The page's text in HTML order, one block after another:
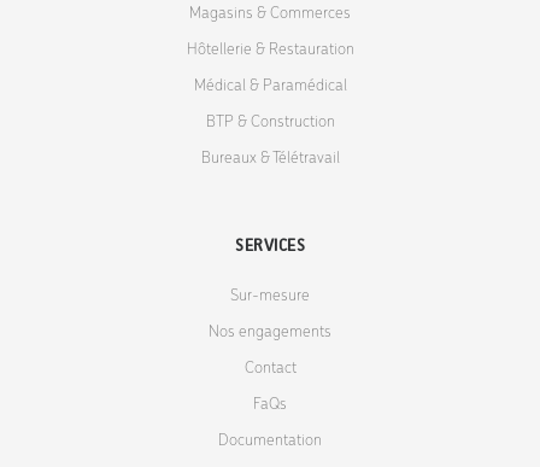
Magasins & Commerces
Hôtellerie & Restauration
Médical & Paramédical
BTP & Construction
Bureaux & Télétravail
SERVICES
Sur-mesure
Nos engagements
Contact
FaQs
Documentation